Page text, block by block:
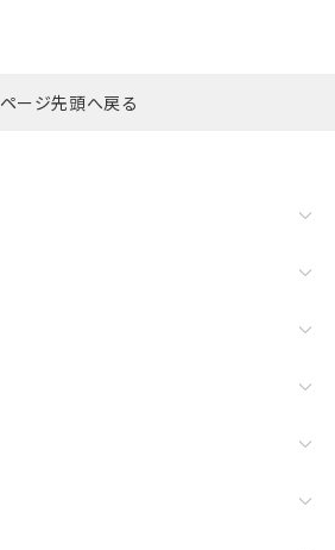
ページ先頭へ戻る